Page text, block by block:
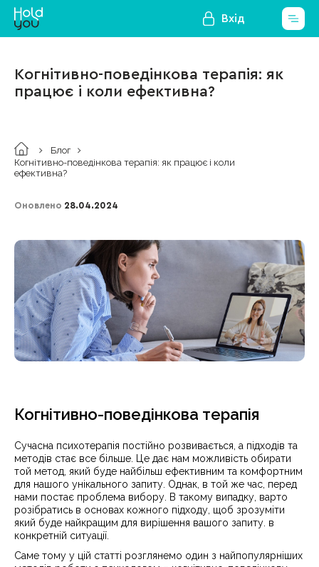
Вхід
Когнітивно-поведінкова терапія: як
працює і коли ефективна?
Блог
Когнітивно-поведінкова терапія: як працює і коли
ефективна?
Оновлено 28.04.2024
Когнітивно-поведінкова терапія
Сучасна психотерапія постійно розвивається, а підходів та
методів стає все більше. Це дає нам можливість обирати
той метод, який буде найбільш ефективним та комфортним
для нашого унікального запиту. Однак, в той же час, перед
нами постає проблема вибору. В такому випадку, варто
розібратись в основах кожного підходу, щоб зрозуміти
який буде найкращим для вирішення вашого запиту. в
конкретній ситуації.
Саме тому у цій статті розглянемо один з найпопулярніших